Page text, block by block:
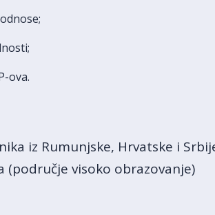
ova.
iz Rumunjske, Hrvatske i
(područje visoko obrazovanje)